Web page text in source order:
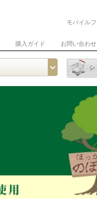
モバイル
購入ガイド お問い合わせ
シ